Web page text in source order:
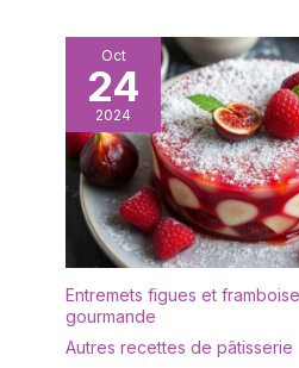
Oct
24
2024
Entremets figues et
gourmande
Autres recettes de pâtisserie